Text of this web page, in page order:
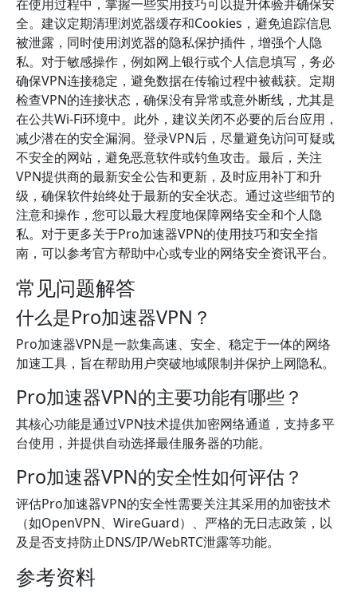
在使用过程中，掌握一些实用技巧可以提升体验并确保安
全。建议定期清理浏览器缓存和Cookies，避免追踪信息
被泄露，同时使用浏览器的隐私保护插件，增强个人隐
私。对于敏感操作，例如网上银行或个人信息填写，务必
确保VPN连接稳定，避免数据在传输过程中被截获。定期
检查VPN的连接状态，确保没有异常或意外断线，尤其是
在公共Wi-Fi环境中。此外，建议关闭不必要的后台应用，
减少潜在的安全漏洞。登录VPN后，尽量避免访问可疑或
不安全的网站，避免恶意软件或钓鱼攻击。最后，关注
VPN提供商的最新安全公告和更新，及时应用补丁和升
级，确保软件始终处于最新的安全状态。通过这些细节的
注意和操作，您可以最大程度地保障网络安全和个人隐
私。对于更多关于Pro加速器VPN的使用技巧和安全指
南，可以参考官方帮助中心或专业的网络安全资讯平台。
常见问题解答
什么是Pro加速器VPN？
Pro加速器VPN是一款集高速、安全、稳定于一体的网络
加速工具，旨在帮助用户突破地域限制并保护上网隐私。
Pro加速器VPN的主要功能有哪些？
其核心功能是通过VPN技术提供加密网络通道，支持多平
台使用，并提供自动选择最佳服务器的功能。
Pro加速器VPN的安全性如何评估？
评估Pro加速器VPN的安全性需要关注其采用的加密技术
（如OpenVPN、WireGuard）、严格的无日志政策，以
及是否支持防止DNS/IP/WebRTC泄露等功能。
参考资料